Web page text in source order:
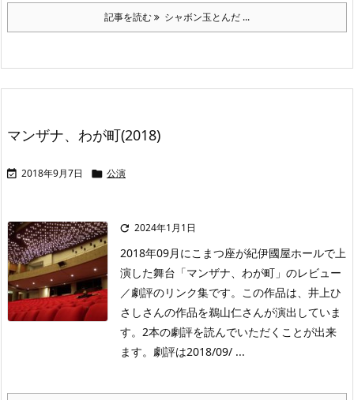
記事を読む シャボン玉とんだ ...
マンザナ、わが町(2018)
 2018年9月7日  公演
 2024年1月1日
2018年09月にこまつ座が紀伊國屋ホールで上
演した舞台「マンザナ、わが町」のレビュー
／劇評のリンク集です。この作品は、井上ひ
さしさんの作品を鵜山仁さんが演出していま
す。2本の劇評を読んでいただくことが出来
ます。劇評は2018/09/ ...